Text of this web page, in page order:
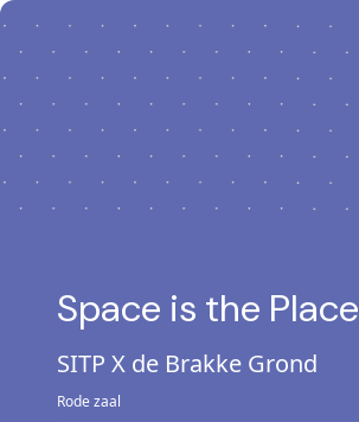
Space is the Place
SITP X de Brakke Grond
Rode zaal